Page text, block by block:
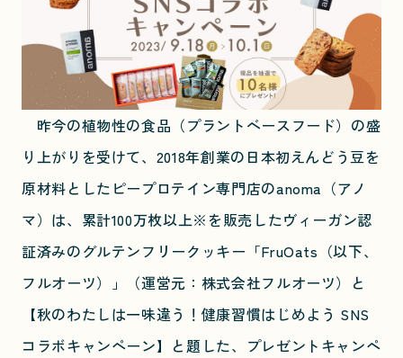
昨今の植物性の食品（プラントベースフード）の盛
り上がりを受けて、2018年創業の日本初えんどう豆を
原材料としたピープロテイン専門店のanoma（アノ
マ）は、累計100万枚以上※ を販売したヴィーガン認
証済みのグルテンフリークッキー「FruOats（以下、
フルオーツ）」（運営元：株式会社フルオーツ）と
【秋のわたしは一味違う！健康習慣はじめよう SNS
コラボキャンペーン】と題した、プレゼントキャンペ